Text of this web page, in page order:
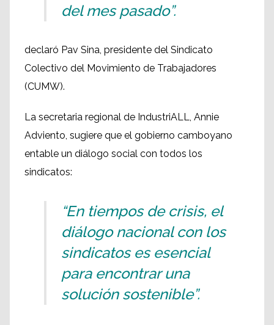
del mes pasado”.
declaró Pav Sina, presidente del Sindicato
Colectivo del Movimiento de Trabajadores
(CUMW).
La secretaria regional de IndustriALL, Annie
Adviento, sugiere que el gobierno camboyano
entable un diálogo social con todos los
sindicatos:
“En tiempos de crisis, el
diálogo nacional con los
sindicatos es esencial
para encontrar una
solución sostenible”.